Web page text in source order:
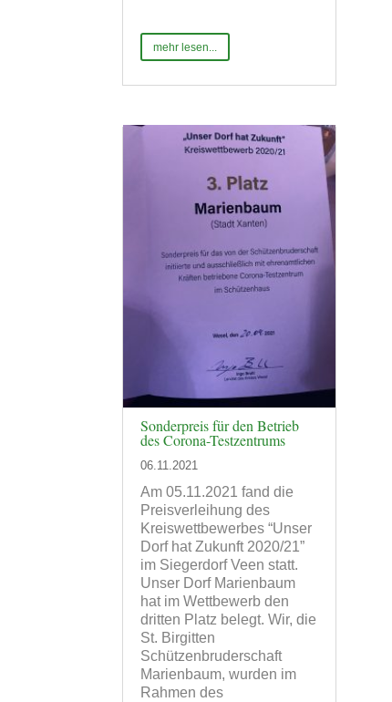
mehr lesen...
Sonderpreis für den Betrieb
des Corona-Testzentrums
06.11.2021
Am 05.11.2021 fand die
Preisverleihung des
Kreiswettbewerbes “Unser
Dorf hat Zukunft 2020/21”
im Siegerdorf Veen statt.
Unser Dorf Marienbaum
hat im Wettbewerb den
dritten Platz belegt. Wir, die
St. Birgitten
Schützenbruderschaft
Marienbaum, wurden im
Rahmen des